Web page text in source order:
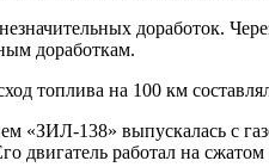
доработок.
доработкам.
топлива на 100 км
«ЗИЛ-138» выпускалась с
двигатель работал на